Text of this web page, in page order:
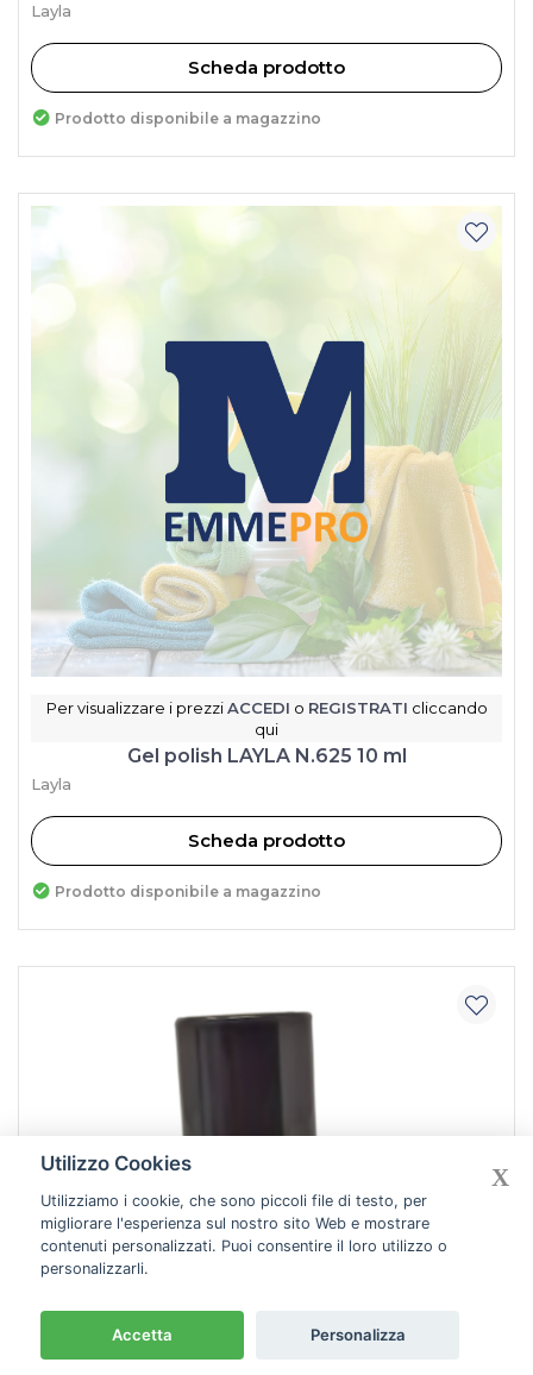
Filtra & ordina
Layla
Scheda prodotto
Prodotto disponibile a magazzino
Per visualizzare i prezziACCEDI o REGISTRATI cliccando
qui
Gel polish LAYLA N.625 10 ml
Layla
Scheda prodotto
Prodotto disponibile a magazzino
Utilizzo Cookies
Utilizziamo i cookie, che sono piccoli file di testo, per
migliorare l'esperienza sul nostro sito Web e mostrare
contenuti personalizzati. Puoi consentire il loro utilizzo o
personalizzarli.
Accetta
X
Personalizza